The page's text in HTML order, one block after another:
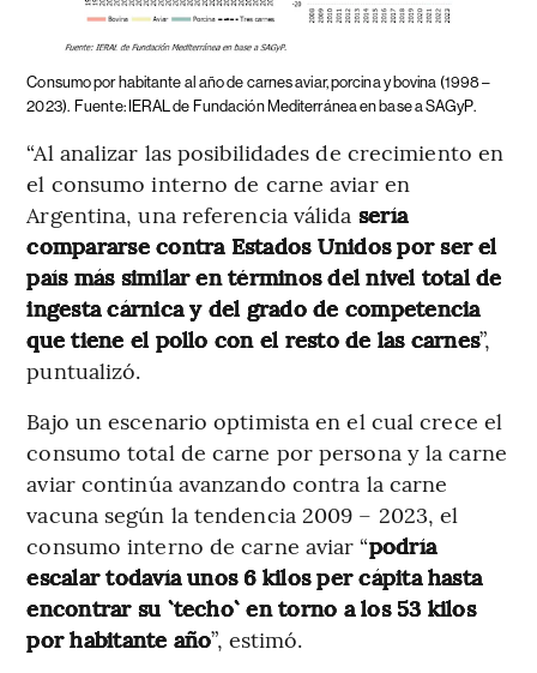
Consumo por habitante al año de carnes aviar, porcina y bovina (1998 –
2023). Fuente: IERAL de Fundación Mediterránea en base a SAGyP.
“Al analizar las posibilidades de crecimiento en
el consumo interno de carne aviar en
Argentina, una referencia válida sería
compararse contra Estados Unidos por ser el
país más similar en términos del nivel total de
ingesta cárnica y del grado de competencia
que tiene el pollo con el resto de las carnes”,
puntualizó.
Bajo un escenario optimista en el cual crece el
consumo total de carne por persona y la carne
aviar continúa avanzando contra la carne
vacuna según la tendencia 2009 – 2023, el
consumo interno de carne aviar “podría
escalar todavía unos 6 kilos per cápita hasta
encontrar su `techo` en torno a los 53 kilos
por habitante año”, estimó.